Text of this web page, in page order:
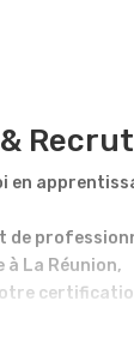
en
de
La Réunion,